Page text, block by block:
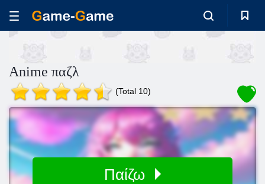
Anime παζλ
(Total 10)
Παίζω